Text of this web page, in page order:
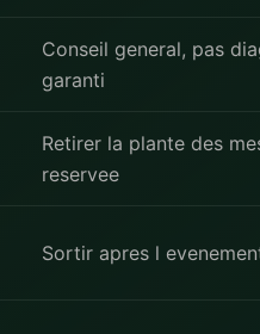
Conseil general, pas
garanti
Retirer la plante des
reservee
Sortir apres l